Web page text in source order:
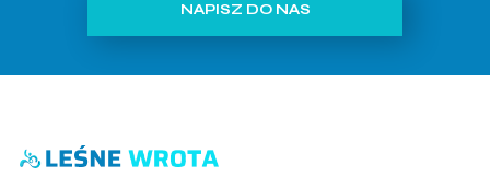
NAPISZ DO NAS